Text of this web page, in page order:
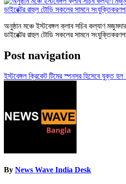
অনুষ্ঠান মঞ্চে ইস্টবেঙ্গল ক্লাব সচিব কল্যাণ
ডাইরেক্টর রাহুল টোডি সকলের সামনে
Post navigation
ইস্টবেঙ্গল ক্রিকেট টিমের স্পনসর হিসেবে যুক্ত হল
By News Wave India Desk